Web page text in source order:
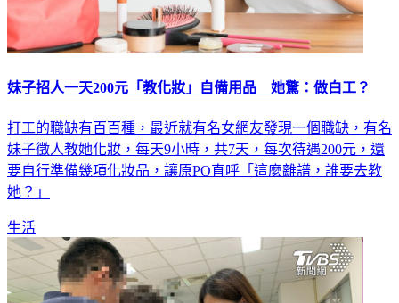
妹子徵人教她化妝，每天9小時，共7天，每次待遇200元，還
要自行準備幾項化妝品，讓原PO直呼「這麼離譜，誰要去教
她？」